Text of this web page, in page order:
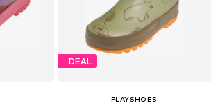
DEAL
PLAYSHOES